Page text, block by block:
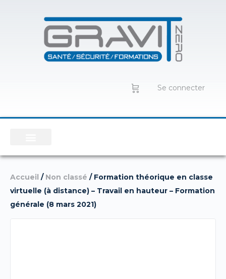
Se connecter
Accueil / Non classé / Formation théorique en classe
virtuelle (à distance) – Travail en hauteur – Formation
générale (8 mars 2021)